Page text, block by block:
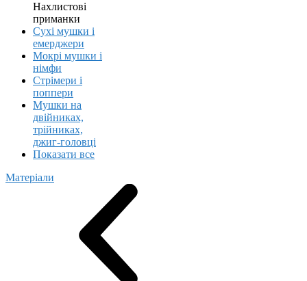
Нахлистові
приманки
Сухі мушки і
емерджери
Мокрі мушки і
німфи
Стрімери і
поппери
Мушки на
двійниках,
трійниках,
джиг-головці
Показати все
Матеріали